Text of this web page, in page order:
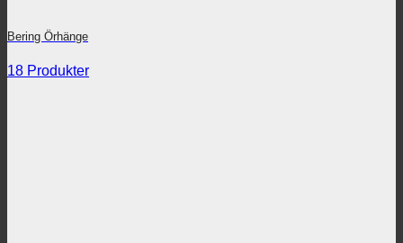
Bering Örhänge
18 Produkter